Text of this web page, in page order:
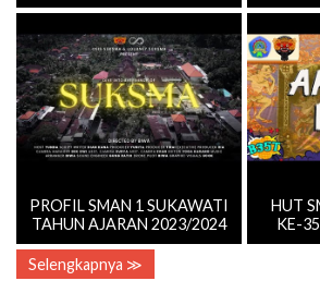
PROFIL SMAN 1 SUKAWATI
TAHUN AJARAN 2023/2024
HUT
KE-
Selengkapnya ≫